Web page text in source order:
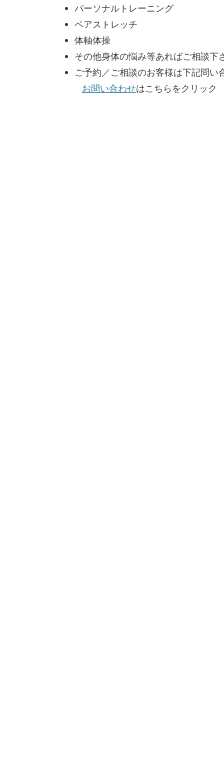
パーソナルトレーニング
ペアストレッチ
体軸体操
その他身体の悩み等あればご相談下
ご予約／ご相談のお客様は下記問い
お問い合わせはこちらをクリック